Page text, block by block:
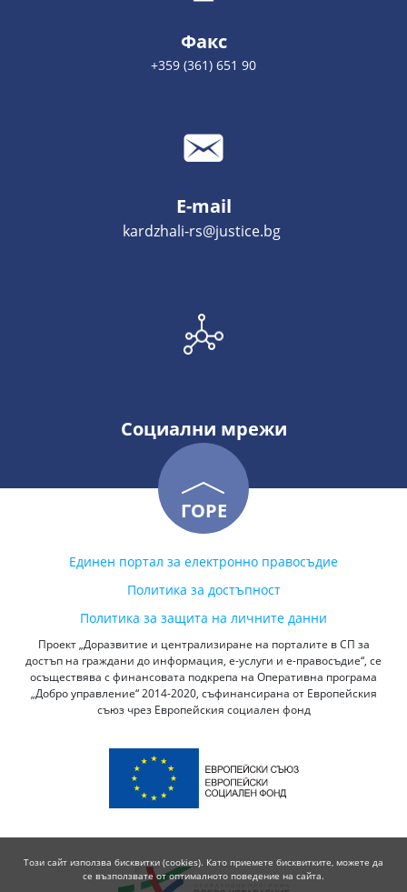
Факс
+359 (361) 651 90
E-mail
kardzhali-rs@justice.bg
Социални мрежи
ГОРЕ
Единен портал за електронно правосъдие
Политика за достъпност
Политика за защита на личните данни
Проект „Доразвитие и централизиране на порталите в СП за
достъп на граждани до информация, е-услуги и е-правосъдие“, се
осъществява с финансовата подкрепа на Оперативна програма
„Добро управление“ 2014-2020, съфинансирана от Европейския
съюз чрез Европейския социален фонд
Този сайт използва бисквитки (cookies). Като приемете бисквитките, можете да
се възползвате от оптималното поведение на сайта.